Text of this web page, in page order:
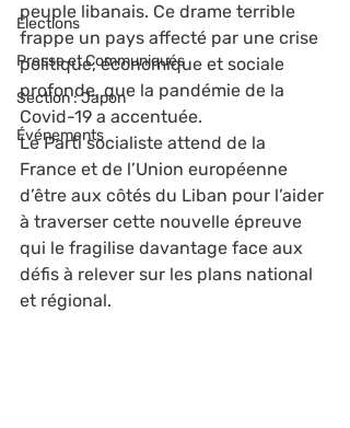
Élections
Presse et Communiqués
Section : Japon
Événements
peuple libanais. Ce drame terrible
frappe un pays affecté par une crise
politique, économique et sociale
profonde, que la pandémie de la
Covid-19 a accentuée.
Le Parti socialiste attend de la
France et de l’Union européenne
d’être aux côtés du Liban pour l’aider
à traverser cette nouvelle épreuve
qui le fragilise davantage face aux
défis à relever sur les plans national
et régional.